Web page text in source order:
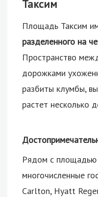
Таксим
Площадь Таксим
разделенного на
Пространство
дорожками
разбиты клумбы,
растет несколько
Рядом с площадью
многочисленные
Carlton, Hyatt